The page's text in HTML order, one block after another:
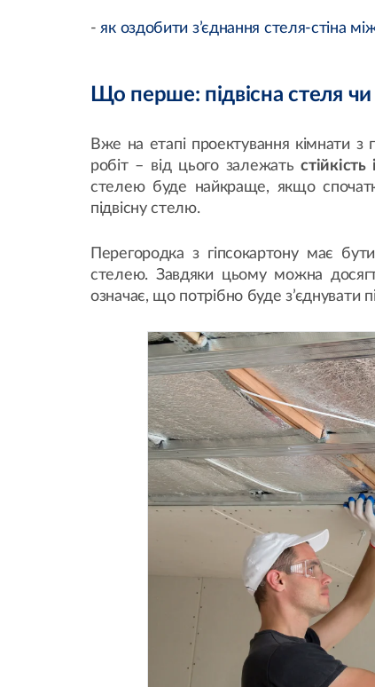
-як оздобити з’єднання стеля-стіна
Що перше: підвісна стеля
Вже на етапі проектування кімнати з
робіт – від цього залежать
стелею буде найкраще, якщо
підвісну стелю.
Перегородка з гіпсокартону має
стелею. Завдяки цьому можна
означає, що потрібно буде з’єднувати